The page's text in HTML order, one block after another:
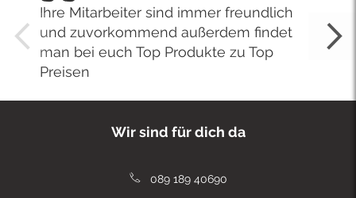
Ihre Mitarbeiter sind immer freundlich
und zuvorkommend außerdem findet
man bei euch Top Produkte zu Top
Preisen
Wir sind für dich da
089 189 40690